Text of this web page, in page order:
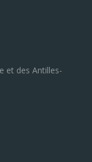
et des Antilles-